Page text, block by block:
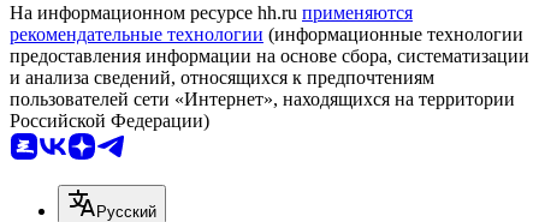
На информационном ресурсе hh.ru применяются
рекомендательные технологии (информационные технологии
предоставления информации на основе сбора, систематизации
и анализа сведений, относящихся к предпочтениям
пользователей сети «Интернет», находящихся на территории
Российской Федерации)
Русский